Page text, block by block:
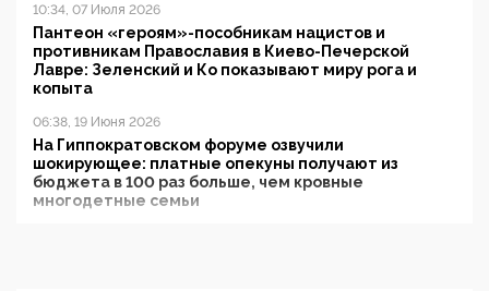
10:34, 07 Июля 2026
Пантеон «героям»-пособникам нацистов и
противникам Православия в Киево-Печерской
Лавре: Зеленский и Ко показывают миру рога и
копыта
06:38, 19 Июня 2026
На Гиппократовском форуме озвучили
шокирующее: платные опекуны получают из
бюджета в 100 раз больше, чем кровные
многодетные семьи